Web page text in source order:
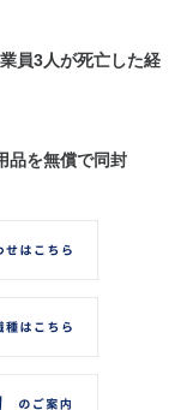
員3人が死亡した経
品を無償で同封